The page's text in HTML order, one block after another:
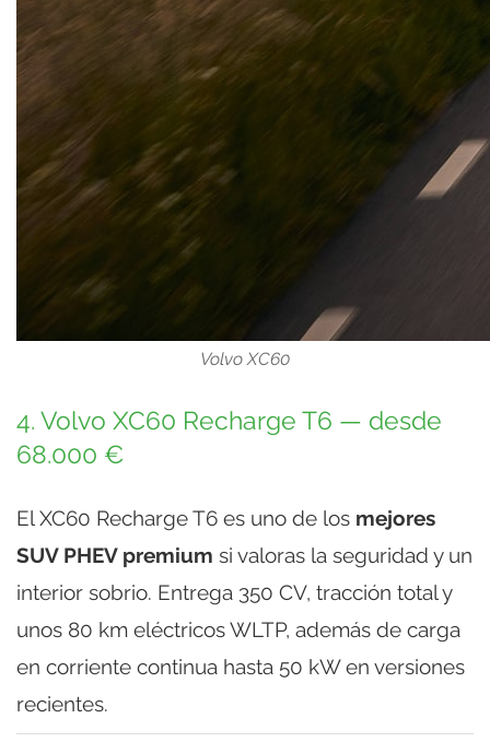
Volvo XC60
4. Volvo XC60 Recharge T6 — desde
68.000 €
El XC60 Recharge T6 es uno de los mejores
SUV PHEV premium si valoras la seguridad y un
interior sobrio. Entrega 350 CV, tracción total y
unos 80 km eléctricos WLTP, además de carga
en corriente continua hasta 50 kW en versiones
recientes.